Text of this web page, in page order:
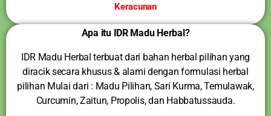
Keracunan
Apa itu IDR Madu Herbal?
IDR Madu Herbal terbuat dari bahan herbal pilihan yang
diracik secara khusus & alami dengan formulasi herbal
pilihan Mulai dari : Madu Pilihan, Sari Kurma, Temulawak,
Curcumin, Zaitun, Propolis, dan Habbatussauda.